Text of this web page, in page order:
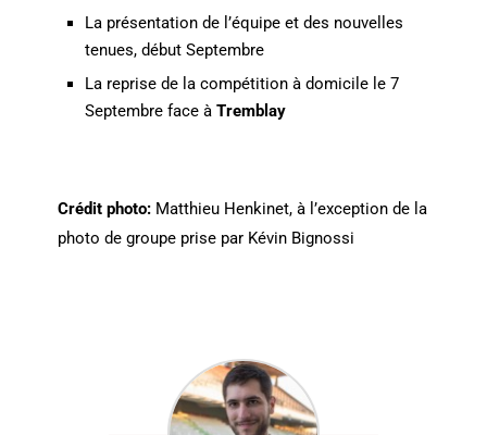
La présentation de l’équipe et des nouvelles
tenues, début Septembre
La reprise de la compétition à domicile le 7
Septembre face à Tremblay
Crédit photo:Matthieu Henkinet, à l’exception de la
photo de groupe prise par Kévin Bignossi